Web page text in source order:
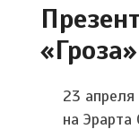
«Гроза»
23
на Эрарта